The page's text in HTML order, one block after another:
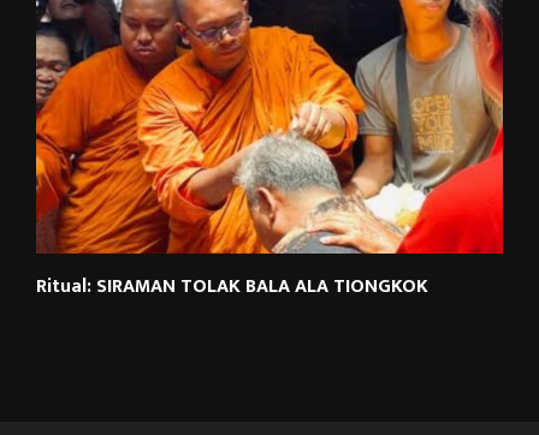
Ritual: SIRAMAN TOLAK BALA ALA TIONGKOK